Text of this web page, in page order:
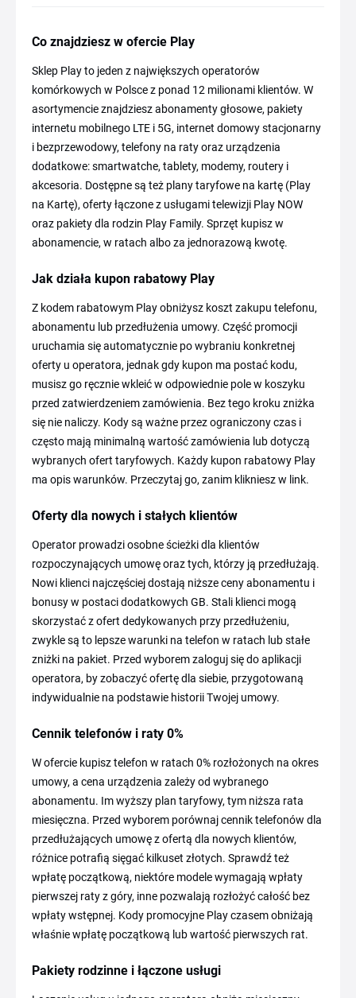
Co znajdziesz w ofercie Play
Sklep Play to jeden z największych operatorów
komórkowych w Polsce z ponad 12 milionami klientów. W
asortymencie znajdziesz abonamenty głosowe, pakiety
internetu mobilnego LTE i 5G, internet domowy stacjonarny
i bezprzewodowy, telefony na raty oraz urządzenia
dodatkowe: smartwatche, tablety, modemy, routery i
akcesoria. Dostępne są też plany taryfowe na kartę (Play
na Kartę), oferty łączone z usługami telewizji Play NOW
oraz pakiety dla rodzin Play Family. Sprzęt kupisz w
abonamencie, w ratach albo za jednorazową kwotę.
Jak działa kupon rabatowy Play
Z kodem rabatowym Play obniżysz koszt zakupu telefonu,
abonamentu lub przedłużenia umowy. Część promocji
uruchamia się automatycznie po wybraniu konkretnej
oferty u operatora, jednak gdy kupon ma postać kodu,
musisz go ręcznie wkleić w odpowiednie pole w koszyku
przed zatwierdzeniem zamówienia. Bez tego kroku zniżka
się nie naliczy. Kody są ważne przez ograniczony czas i
często mają minimalną wartość zamówienia lub dotyczą
wybranych ofert taryfowych. Każdy kupon rabatowy Play
ma opis warunków. Przeczytaj go, zanim klikniesz w link.
Oferty dla nowych i stałych klientów
Operator prowadzi osobne ścieżki dla klientów
rozpoczynających umowę oraz tych, którzy ją przedłużają.
Nowi klienci najczęściej dostają niższe ceny abonamentu i
bonusy w postaci dodatkowych GB. Stali klienci mogą
skorzystać z ofert dedykowanych przy przedłużeniu,
zwykle są to lepsze warunki na telefon w ratach lub stałe
zniżki na pakiet. Przed wyborem zaloguj się do aplikacji
operatora, by zobaczyć ofertę dla siebie, przygotowaną
indywidualnie na podstawie historii Twojej umowy.
Cennik telefonów i raty 0%
W ofercie kupisz telefon w ratach 0% rozłożonych na okres
umowy, a cena urządzenia zależy od wybranego
abonamentu. Im wyższy plan taryfowy, tym niższa rata
miesięczna. Przed wyborem porównaj cennik telefonów dla
przedłużających umowę z ofertą dla nowych klientów,
różnice potrafią sięgać kilkuset złotych. Sprawdź też
wpłatę początkową, niektóre modele wymagają wpłaty
pierwszej raty z góry, inne pozwalają rozłożyć całość bez
wpłaty wstępnej. Kody promocyjne Play czasem obniżają
właśnie wpłatę początkową lub wartość pierwszych rat.
Pakiety rodzinne i łączone usługi